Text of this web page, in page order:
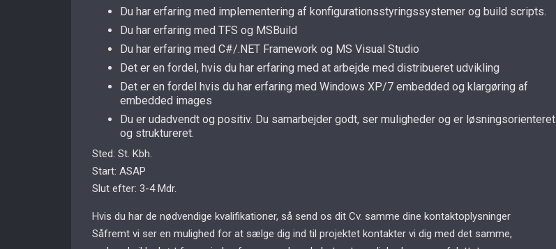
Du har erfaring med implementering af konfigurationsstyringssystemer og build scripts.
Du har erfaring med TFS og MSBuild
Du har erfaring med C#/.NET Framework og MS Visual Studio
Det er en fordel, hvis du har erfaring med at arbejde med distribueret udvikling
Det er en fordel hvis du har erfaring med Windows XP/7 embedded og klargøring af
embedded images
Du er udadvendt og positiv. Du samarbejder godt, ser muligheder og er løsningsorienteret
og struktureret.
Sted: St. Kbh.
Start: ASAP
Slut efter: 3-4 Mdr.
Hvis du har de nødvendige kvalifikationer, så send os dit Cv. samme dine kontaktoplysninger
Såfremt vi ser en mulighed for at sælge dig ind til projektet kontakter vi dig med det samme,